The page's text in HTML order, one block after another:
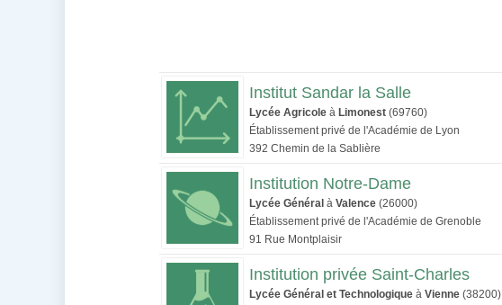
Institut Sandar la Salle
Lycée Agricole à Limonest (69760)
Établissement privé de l'Académie de Lyon
392 Chemin de la Sablière
Institution Notre-Dame
Lycée Général à Valence (26000)
Établissement privé de l'Académie de Grenoble
91 Rue Montplaisir
Institution privée Saint-Charles
Lycée Général et Technologique à Vienne (38200)